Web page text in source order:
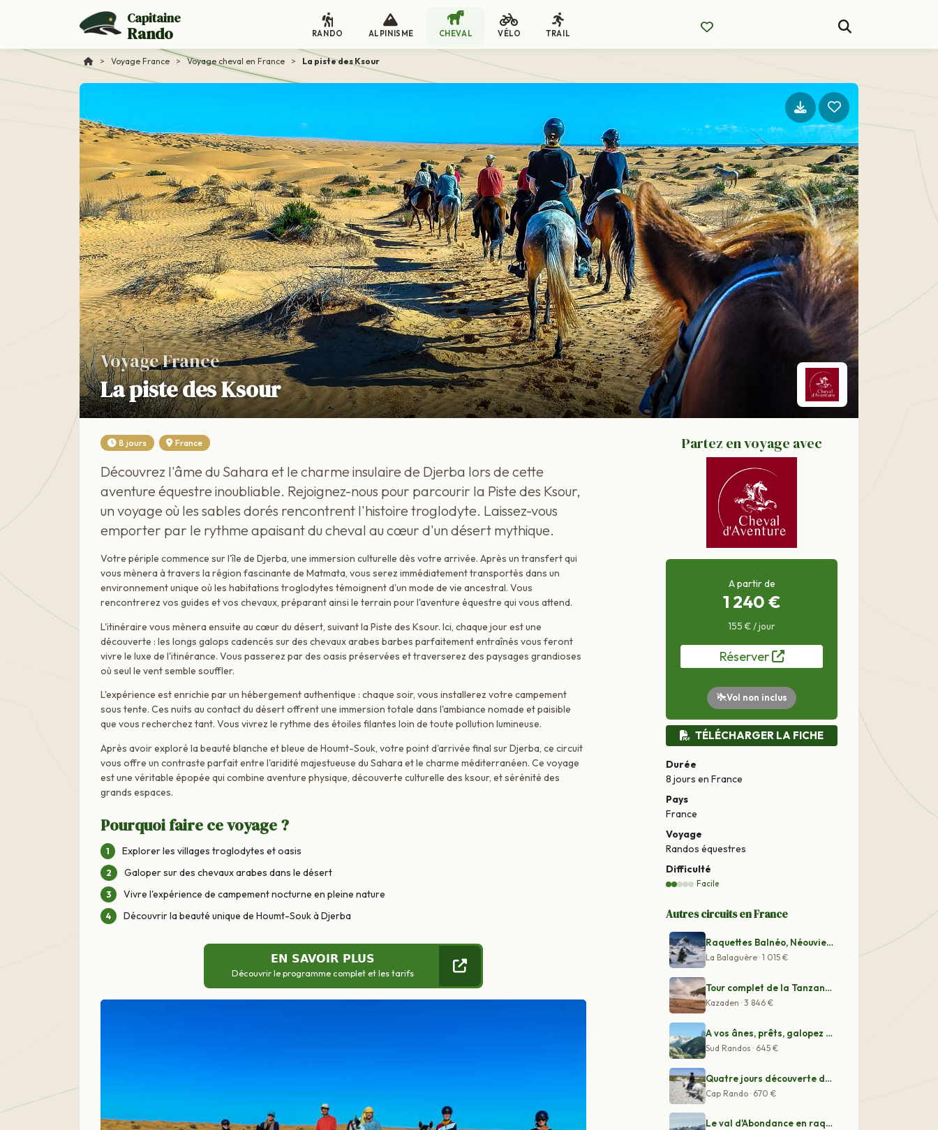
Capitaine
Rando RANDO ALPINISME CHEVAL VÉLO TRAIL
> Voyage France > Voyage cheval en France > La piste des Ksour
Voyage France
La piste des Ksour
8 jours France
Découvrez l'âme du Sahara et le charme insulaire de Djerba lors de cette
aventure équestre inoubliable. Rejoignez-nous pour parcourir la Piste des Ksour,
un voyage où les sables dorés rencontrent l'histoire troglodyte. Laissez-vous
emporter par le rythme apaisant du cheval au cœur d'un désert mythique.
Votre périple commence sur l'île de Djerba, une immersion culturelle dès votre arrivée. Après un transfert qui
vous mènera à travers la région fascinante de Matmata, vous serez immédiatement transportés dans un
environnement unique où les habitations troglodytes témoignent d'un mode de vie ancestral. Vous
rencontrerez vos guides et vos chevaux, préparant ainsi le terrain pour l'aventure équestre qui vous attend.
L'itinéraire vous mènera ensuite au cœur du désert, suivant la Piste des Ksour. Ici, chaque jour est une
découverte : les longs galops cadencés sur des chevaux arabes barbes parfaitement entraînés vous feront
vivre le luxe de l'itinérance. Vous passerez par des oasis préservées et traverserez des paysages grandioses
où seul le vent semble souffler.
L'expérience est enrichie par un hébergement authentique : chaque soir, vous installerez votre campement
sous tente. Ces nuits au contact du désert offrent une immersion totale dans l'ambiance nomade et paisible
que vous recherchez tant. Vous vivrez le rythme des étoiles filantes loin de toute pollution lumineuse.
Après avoir exploré la beauté blanche et bleue de Houmt-Souk, votre point d'arrivée final sur Djerba, ce circuit
vous offre un contraste parfait entre l'aridité majestueuse du Sahara et le charme méditerranéen. Ce voyage
est une véritable épopée qui combine aventure physique, découverte culturelle des ksour, et sérénité des
grands espaces.
Pourquoi faire ce voyage ?
Explorer les villages troglodytes et oasis
Galoper sur des chevaux arabes dans le désert
Vivre l'expérience de campement nocturne en pleine nature
Découvrir la beauté unique de Houmt-Souk à Djerba
EN SAVOIR PLUS
Découvrir le programme complet et les tarifs
Partez en voyage avec
A partir de
1 240 €
155 € / jour
Réserver
Vol non inclus
TÉLÉCHARGER LA FICHE
Durée
8 jours en France
Pays
France
Voyage
Randos équestres
Difficulté
Facile
Autres circuits en France
Raquettes Balnéo, Néouvielle Gavarnie
La Balaguère · 1 015 €
Tour complet de la Tanzanie en Safari
Kazaden · 3 846 €
A vos ânes, prêts, galopez à la découverte du Queyras e
Sud Randos · 645 €
Quatre jours découverte de la Camargue à cheval - Spéci
Cap Rando · 670 €
Le val d'Abondance en raquettes